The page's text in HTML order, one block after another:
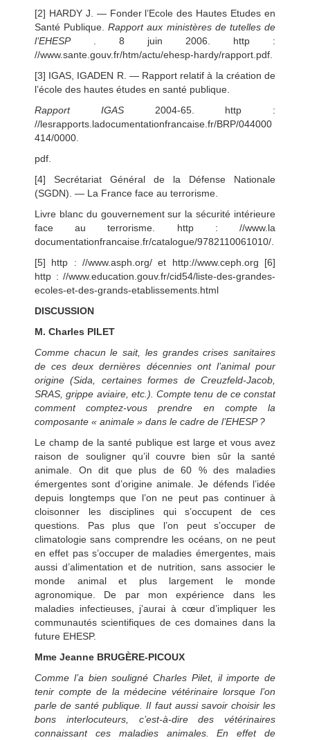
[2] HARDY J. — Fonder l’Ecole des Hautes Etudes en
Santé Publique.Rapport aux ministères detutelles de
l’EHESP. 8 juin 2006. http :
//www.sante.gouv.fr/htm/actu/ehesp-hardy/rapport.pdf.
[3] IGAS, IGADEN R. — Rapport relatif à la création de
l’école des hautes études en santé publique.
Rapport IGAS 2004-65. http :
//lesrapports.ladocumentationfrancaise.fr/BRP/044000
414/0000.
pdf.
[4] Secrétariat Général de la Défense Nationale
(SGDN). — La France face au terrorisme.
Livre blanc du gouvernement sur la sécurité intérieure
face au terrorisme. http : //www.la
documentationfrancaise.fr/catalogue/9782110061010/.
[5] http : //www.asph.org/ et http://www.ceph.org [6]
http : //www.education.gouv.fr/cid54/liste-des-grandes-
ecoles-et-des-grands-etablissements.html
DISCUSSION
M. Charles PILET
Comme chacun le sait, les grandes crises sanitaires
de ces deux dernières décennies ont l’animal pour
origine (Sida, certaines formes de Creuzfeld-Jacob,
SRAS, grippe aviaire, etc.). Compte tenu de ce constat
comment comptez-vous prendre en compte la
composante « animale » dans le cadre de l’EHESP ?
Le champ de la santé publique est large et vous avez
raison de souligner qu’il couvre bien sûr la santé
animale. On dit que plus de 60 % des maladies
émergentes sont d’origine animale. Je défends l’idée
depuis longtemps que l’on ne peut pas continuer à
cloisonner les disciplines qui s’occupent de ces
questions. Pas plus que l’on peut s’occuper de
climatologie sans comprendre les océans, on ne peut
en effet pas s’occuper de maladies émergentes, mais
aussi d’alimentation et de nutrition, sans associer le
monde animal et plus largement le monde
agronomique. De par mon expérience dans les
maladies infectieuses, j’aurai à cœur d’impliquer les
communautés scientifiques de ces domaines dans la
future EHESP.
Mme Jeanne BRUGÈRE-PICOUX
Comme l’a bien souligné Charles Pilet, il importe de
tenir compte de la médecine vétérinaire lorsque l’on
parle de santé publique. Il faut aussi savoir choisir les
bons interlocuteurs, c’est-à-dire des vétérinaires
connaissant ces maladies animales. En effet de